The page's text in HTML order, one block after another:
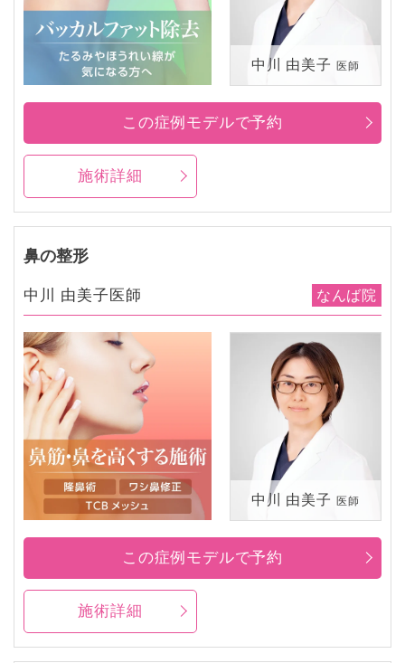
中川 由美子 医師
施術詳細
この症例モデルで予約
鼻の整形
中川 由美子医師 なんば院
中川 由美子 医師
施術詳細
この症例モデルで予約